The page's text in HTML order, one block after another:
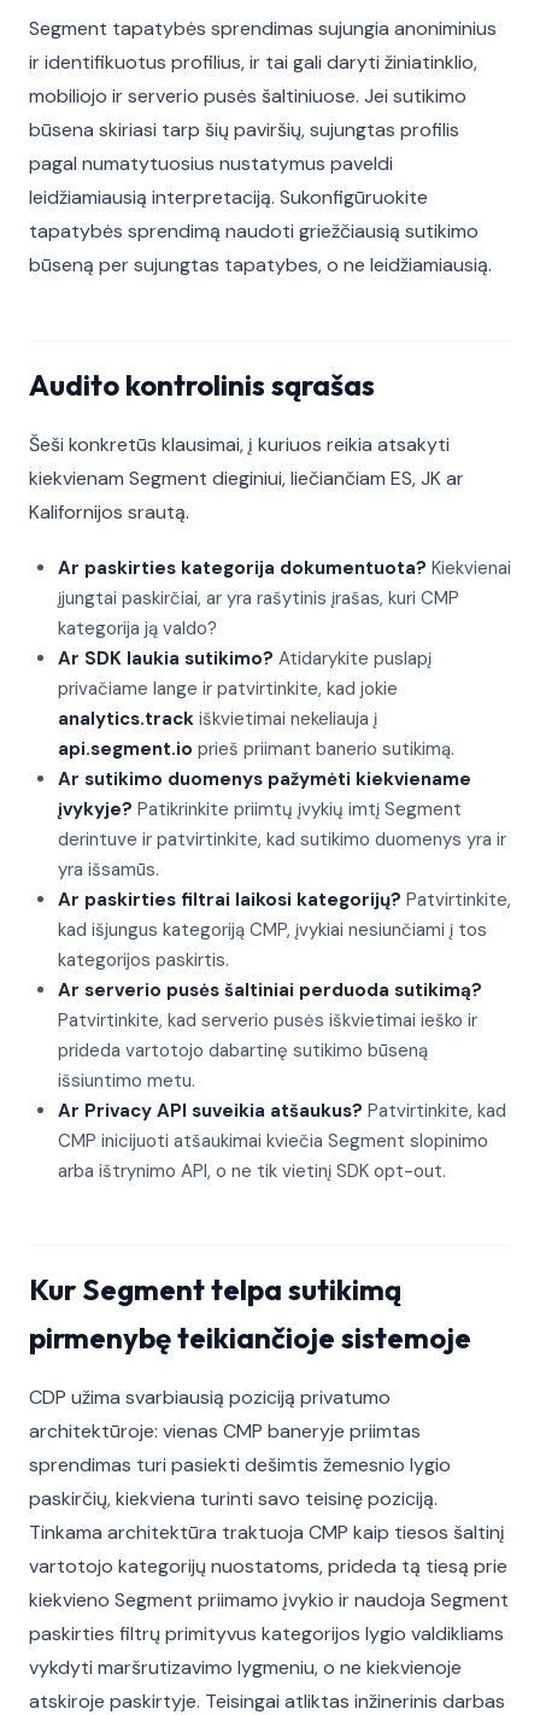
Segment tapatybės sprendimas sujungia anoniminius
ir identifikuotus profilius, ir tai gali daryti žiniatinklio,
mobiliojo ir serverio pusės šaltiniuose. Jei sutikimo
būsena skiriasi tarp šių paviršių, sujungtas profilis
pagal numatytuosius nustatymus paveldi
leidžiamiausią interpretaciją. Sukonfigūruokite
tapatybės sprendimą naudoti griežčiausią sutikimo
būseną per sujungtas tapatybes, o ne leidžiamiausią.
Audito kontrolinis sąrašas
Šeši konkretūs klausimai, į kuriuos reikia atsakyti
kiekvienam Segment dieginiui, liečiančiam ES, JK ar
Kalifornijos srautą.
Ar paskirties kategorija dokumentuota? Kiekvienai
įjungtai paskirčiai, ar yra rašytinis įrašas, kuri CMP
kategorija ją valdo?
Ar SDK laukia sutikimo? Atidarykite puslapį
privačiame lange ir patvirtinkite, kad jokie
analytics.track iškvietimai nekeliauja į
api.segment.io prieš priimant banerio sutikimą.
Ar sutikimo duomenys pažymėti kiekviename
įvykyje? Patikrinkite priimtų įvykių imtį Segment
derintuve ir patvirtinkite, kad sutikimo duomenys yra ir
yra išsamūs.
Ar paskirties filtrai laikosi kategorijų? Patvirtinkite,
kad išjungus kategoriją CMP, įvykiai nesiunčiami į tos
kategorijos paskirtis.
Ar serverio pusės šaltiniai perduoda sutikimą?
Patvirtinkite, kad serverio pusės iškvietimai ieško ir
prideda vartotojo dabartinę sutikimo būseną
išsiuntimo metu.
Ar Privacy API suveikia atšaukus? Patvirtinkite, kad
CMP inicijuoti atšaukimai kviečia Segment slopinimo
arba ištrynimo API, o ne tik vietinį SDK opt-out.
Kur Segment telpa sutikimą
pirmenybę teikiančioje sistemoje
CDP užima svarbiausią poziciją privatumo
architektūroje: vienas CMP baneryje priimtas
sprendimas turi pasiekti dešimtis žemesnio lygio
paskirčių, kiekviena turinti savo teisinę poziciją.
Tinkama architektūra traktuoja CMP kaip tiesos šaltinį
vartotojo kategorijų nuostatoms, prideda tą tiesą prie
kiekvieno Segment priimamo įvykio ir naudoja Segment
paskirties filtrų primityvus kategorijos lygio valdikliams
vykdyti maršrutizavimo lygmeniu, o ne kiekvienoje
atskiroje paskirtyje. Teisingai atliktas inžinerinis darbas